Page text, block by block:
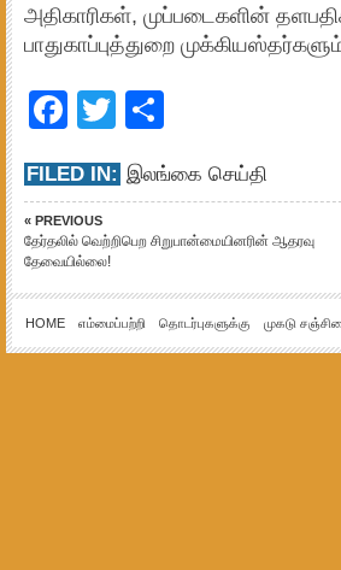
அதிகாரிகள், முப்படைகளின்
பாதுகாப்புத்துறை
Facebook
Twitter
FILED IN: இலங்கை செய்தி
« PREVIOUS
தேர்தலில் வெற்றிபெற சிறுபான்மையினரின் ஆதரவு
தேவையில்லை!
HOME எம்மைப்பற்றி தொடர்புகளுக்கு முகடு